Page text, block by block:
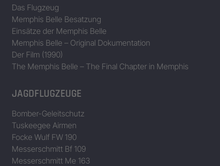
Das Flugzeug
Memphis Belle Besatzung
Einsätze der Memphis Belle
Memphis Belle – Original Dokumentation
Der Film (1990)
The Memphis Belle – The Final Chapter in Memphis
JAGDFLUGZEUGE
Bomber-Geleitschutz
Tuskeegee Airmen
Focke Wulf FW 190
Messerschmitt Bf 109
Messerschmitt Me 163